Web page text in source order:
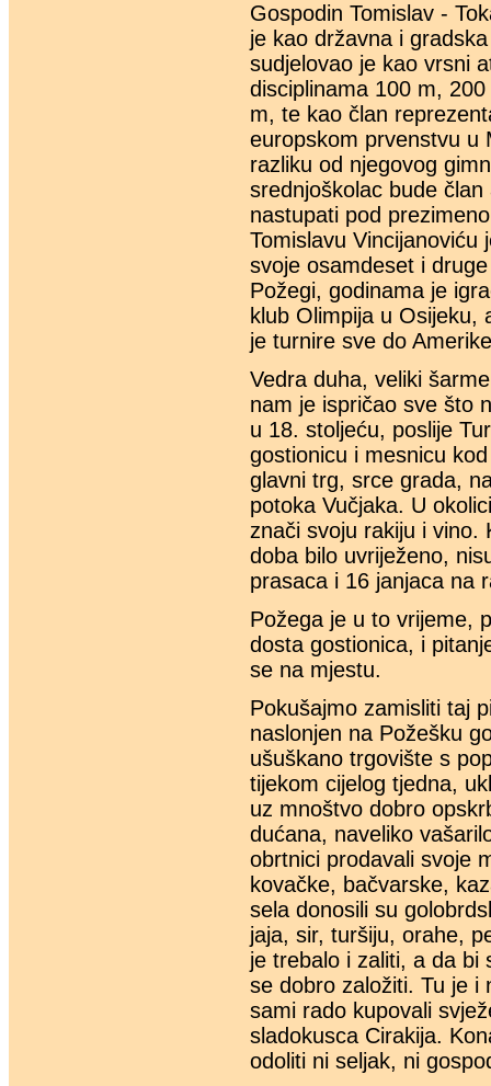
Gospodin Tomislav -
je kao državna i
sudjelovao je kao vrsni
disciplinama 100 m,
m, te kao član
europskom prvenstvu u
razliku od njegovog
srednjoškolac bude
nastupati pod
Tomislavu
svoje osamdeset i
Požegi, godinama je
klub Olimpija u Osijeku,
je turnire sve do
Vedra duha, veliki
nam je ispričao sve što
u 18. stoljeću, poslije
gostionicu i mesnicu
glavni trg, srce grada,
potoka Vučjaka. U
znači svoju rakiju i vino.
doba bilo uvriježeno,
prasaca i 16 janjaca na
Požega je u to vrijeme,
dosta gostionica, i
se na mjestu.
Pokušajmo zamisliti taj
naslonjen na Požešku
ušuškano trgovište s
tijekom cijelog tjedna,
uz mnoštvo dobro
dućana, naveliko
obrtnici prodavali svoje
kovačke, bačvarske,
sela donosili su
jaja, sir, turšiju, orahe,
je trebalo i zaliti, a da bi
se dobro založiti. Tu je i
sami rado kupovali
sladokusca Cirakija.
odoliti ni seljak, ni